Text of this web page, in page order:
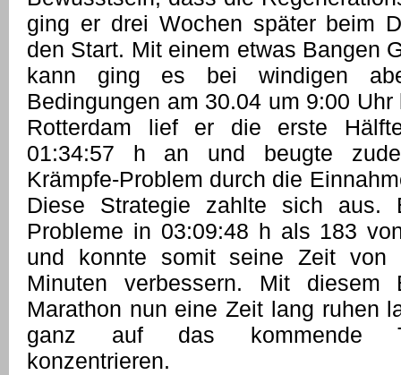
ging er drei Wochen später beim
den Start. Mit einem etwas Bangen
kann ging es bei windigen
Bedingungen am 30.04 um 9:00
Rotterdam lief er die erste
01:34:57 h an und beugte
Krämpfe-Problem durch die
Diese Strategie zahlte sich aus.
Probleme in 03:09:48 h als 183
und konnte somit seine Zeit von
Minuten verbessern. Mit
Marathon nun eine Zeit lang ruhen
ganz auf das kommende
konzentrieren.